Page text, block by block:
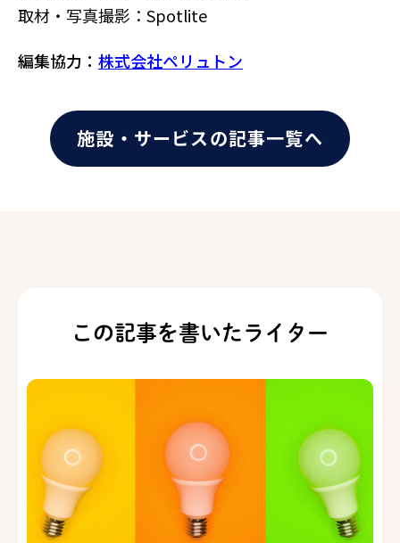
取材・写真撮影：Spotlite
編集協力： 株式会社ペリュトン
施設・サービスの記事一覧へ
この記事を書いたライター